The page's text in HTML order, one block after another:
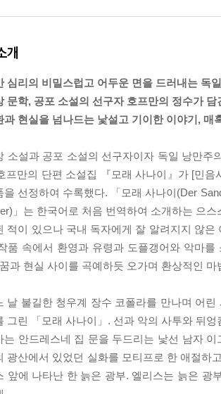
개
심리의 비밀스럽고 어두운 면을 드러내는 독
문학, 공포 소설의 선구자 호프만의 정수가
과 현실을 넘나드는 낯설고 기이한 이야기, 매
소설과 공포 소설의 선구자이자 독일 낭만주
프만의 단편 소설집 『모래 사나이』가 [민
을 선정하여 수록했다. 「모래 사나이(Der
」는 한국어로 처음 번역하여 소개하는 으
적이 있으나 국내 독자에게 잘 알려지지 않
품 속에서 환영과 유령과 도플갱어와 악마
과 현실 사이를 곡예하듯 오가며 환상적인
날 불길한 청우계 장수 코폴라를 만나며 어
그린 「모래 사나이」. 선과 악의 사투와 뒤
는 안드레스네 집 문을 두드리는 낯선 남자
광산에서 있었던 실화를 모티프로 한 애절하
앞에 나타난 한 늙은 광부. 엘리스는 늙은 광